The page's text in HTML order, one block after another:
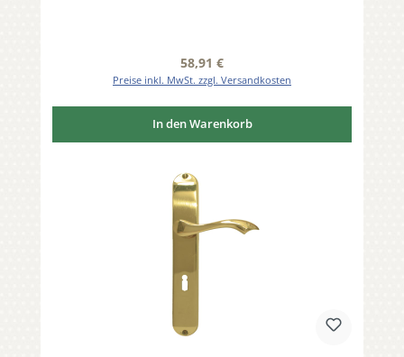
Regulärer Preis:
58,91 €
Preise inkl. MwSt. zzgl. Versandkosten
In den Warenkorb